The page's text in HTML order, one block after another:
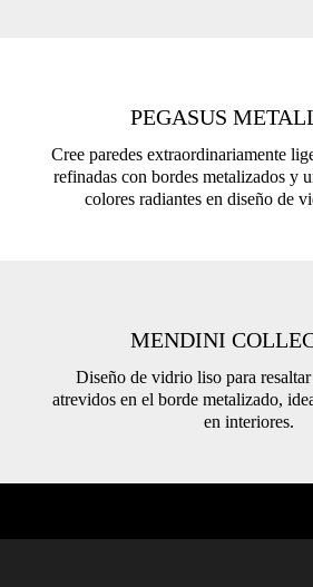
PEGASUS
Cree paredes extraordinariamente
refinadas con bordes metalizados y
colores radiantes en diseño de
MENDINI
Diseño de vidrio liso para
atrevidos en el borde metalizado,
en interiores.